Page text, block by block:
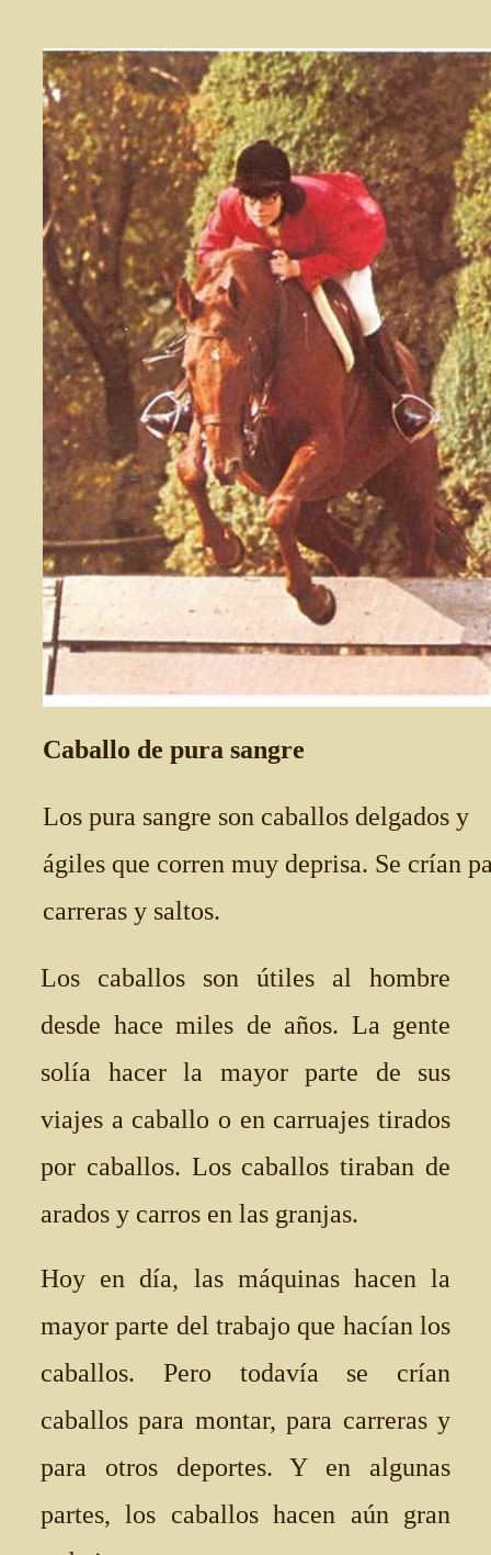
Caballo de pura sangre
Los pura sangre son caballos delgados y
ágiles que corren muy deprisa. Se crían
carreras y saltos.
Los caballos son útiles al hombre
desde hace miles de años. La gente
solía hacer la mayor parte de sus
viajes a caballo o en carruajes tirados
por caballos. Los caballos tiraban de
arados y carros en las granjas.
Hoy en día, las máquinas hacen la
mayor parte del trabajo que hacían los
caballos. Pero todavía se crían
caballos para montar, para carreras y
para otros deportes. Y en algunas
partes, los caballos hacen aún gran